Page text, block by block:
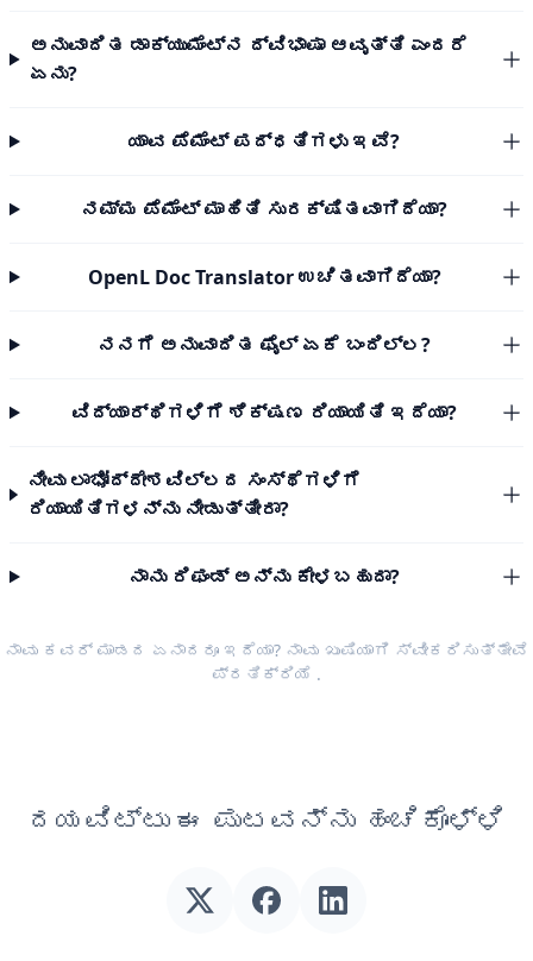
ಅನುವಾದಿತ ಡಾಕ್ಯುಮೆಂಟ್‌ನ ದ್ವಿಭಾಷಾ ಆವೃತ್ತಿ ಎಂದರೆ
ಏನು?
ಯಾವ ಪೆಮೆಂಟ್ ಪದ್ಧತಿಗಳು ಇವೆ?
ನಮ್ಮ ಪೆಮೆಂಟ್ ಮಾಹಿತಿ ಸುರಕ್ಷಿತವಾಗಿದೆಯಾ?
OpenL Doc Translator ಉಚಿತವಾಗಿದೆಯಾ?
ನನಗೆ ಅನುವಾದಿತ ಫೈಲ್ ಏಕೆ ಬಂದಿಲ್ಲ?
ವಿದ್ಯಾರ್ಥಿಗಳಿಗೆ ಶಿಕ್ಷಣ ರಿಯಾಯಿತಿ ಇದೆಯಾ?
ನೀವು ಲಾಭೋದ್ದೇಶವಿಲ್ಲದ ಸಂಸ್ಥೆಗಳಿಗೆ
ರಿಯಾಯಿತಿಗಳನ್ನು ನೀಡುತ್ತೀರಾ?
ನಾನು ರಿಫಂಡ್ ಅನ್ನು ಕೇಳಬಹುದಾ?
ನಾವು ಕವರ್ ಮಾಡದ ಏನಾದರೂ ಇದೆಯಾ? ನಾವು ಖುಷಿಯಾಗಿ ಸ್ವೀಕರಿಸುತ್ತೇವೆ
ಪ್ರತಿಕ್ರಿಯೆ .
ದಯವಿಟ್ಟು ಈ ಪುಟವನ್ನು ಹಂಚಿಕೊಳ್ಳಿ